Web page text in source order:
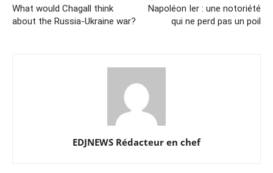
What would Chagall think
about the Russia-Ukraine war?
Napoléon Ier : une notoriété
qui ne perd pas un poil
EDJNEWS Rédacteur en chef